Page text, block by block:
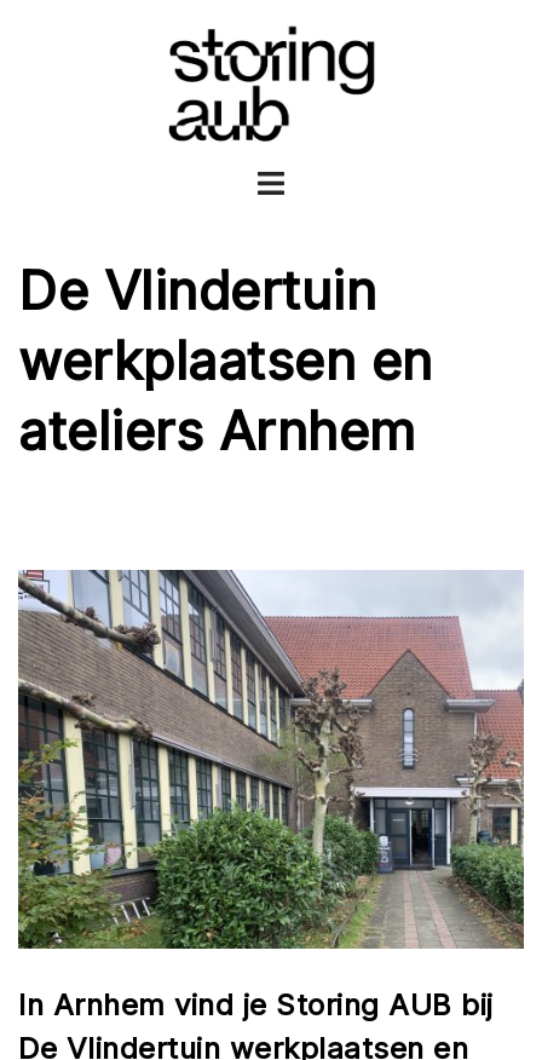
Toggle
menu
De Vlindertuin
werkplaatsen en
ateliers Arnhem
In Arnhem vind je Storing AUB bij
De Vlindertuin werkplaatsen en